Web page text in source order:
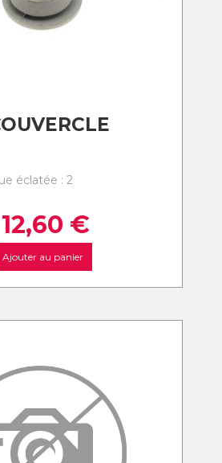
éclatée : 2
12,60 €
Ajouter au panier